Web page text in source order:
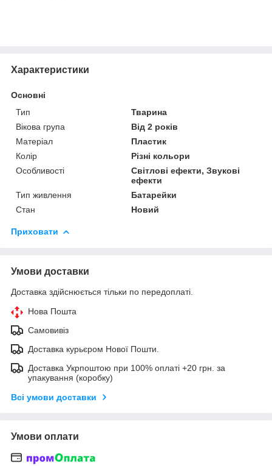
Характеристики
Основні
Тип
Тварина
Вікова група
Від 2 років
Матеріал
Пластик
Колір
Різні кольори
Особливості
Світлові ефекти, Звукові
ефекти
Тип живлення
Батарейки
Стан
Новий
Приховати
Умови доставки
Доставка здійснюється тільки по передоплаті.
Нова Пошта
Самовивіз
Доставка курьєром Нової Пошти.
Доставка Укрпоштою при 100% оплаті +20 грн. за
упакування (коробку)
Всі умови доставки
Умови оплати